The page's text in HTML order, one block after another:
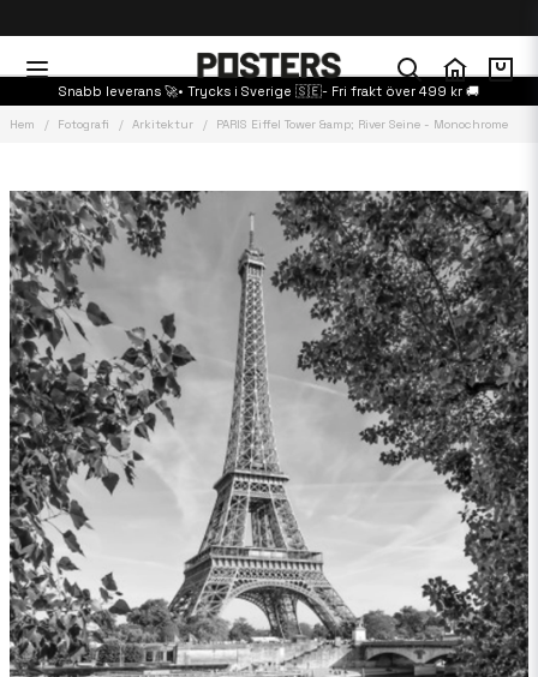
Snabb leverans 🚀• Trycks i Sverige 🇸🇪- Fri frakt över 499 kr 🚚
Hem Fotografi Arkitektur PARIS Eiffel Tower &amp; River Seine - Monochrome